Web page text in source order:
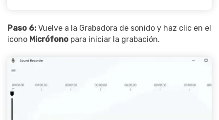
Paso 6: Vuelve a la Grabadora de sonido y haz clic en el
icono Micrófono para iniciar la grabación.